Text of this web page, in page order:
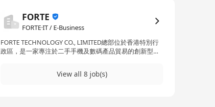
FORTE
FORTE·IT / E-Business
FORTE TECHNOLOGY CO., LIMITED總部位於香港特別行
政區，是一家專注於二手手機及數碼產品貿易的創新型企
比的翻新手機、配件及智慧設備，同時為合作夥伴打造高
View all 8 job(s)